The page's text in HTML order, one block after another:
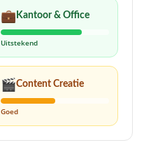
💼 Kantoor & Office
Uitstekend
🎬Content Creatie
Goed